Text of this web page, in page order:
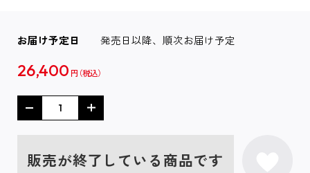
お届け予定日 発売日以降、順次お届け予定
26,400 円
販売が終了している商品です